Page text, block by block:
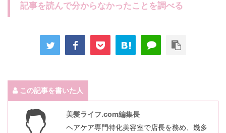
記事を読んで分からなかったことを調べる
この記事を書いた人
美髪ライフ.com編集長
ヘアケア専門特化美容室で店長を務め、幾多